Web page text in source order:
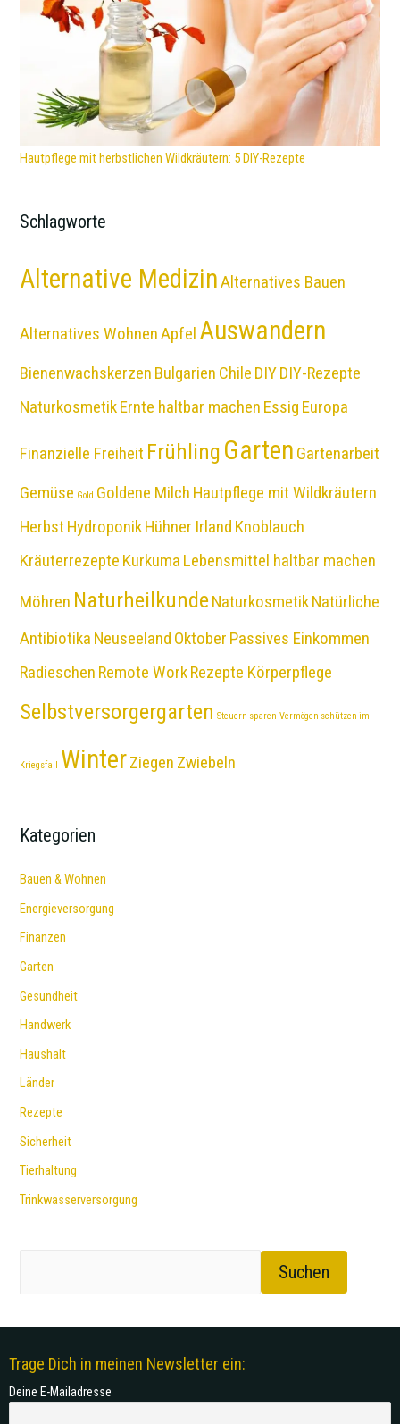
Hautpflege mit herbstlichen Wildkräutern: 5 DIY-Rezepte
Schlagworte
Alternative MedizinAlternatives Bauen
Alternatives WohnenApfel Auswandern
Bienenwachskerzen Bulgarien Chile DIYDIY-Rezepte
NaturkosmetikErnte haltbar machen Essig Europa
Finanzielle Freiheit Frühling Garten Gartenarbeit
Gemüse Gold Goldene Milch Hautpflege mit Wildkräutern
Herbst HydroponikHühner Irland Knoblauch
Kräuterrezepte Kurkuma Lebensmittel haltbar machen
Möhren NaturheilkundeNaturkosmetikNatürliche
Antibiotika Neuseeland Oktober Passives Einkommen
Radieschen Remote WorkRezepte Körperpflege
Selbstversorgergarten Steuern sparen Vermögen schützen im
Kriegsfall WinterZiegen Zwiebeln
Kategorien
Bauen & Wohnen
Energieversorgung
Finanzen
Garten
Gesundheit
Handwerk
Haushalt
Länder
Rezepte
Sicherheit
Tierhaltung
Trinkwasserversorgung
Suchen
Trage Dich in meinen Newsletter ein:
Deine E-Mailadresse